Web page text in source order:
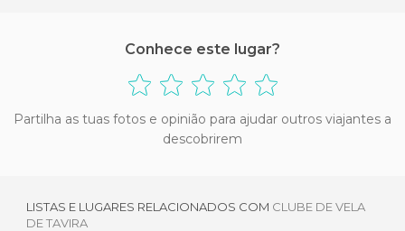
Conhece este lugar?
Partilha as tuas fotos e opinião para ajudar outros viajantes a
descobrirem
LISTAS E LUGARES RELACIONADOS COM CLUBE DE VELA
DE TAVIRA